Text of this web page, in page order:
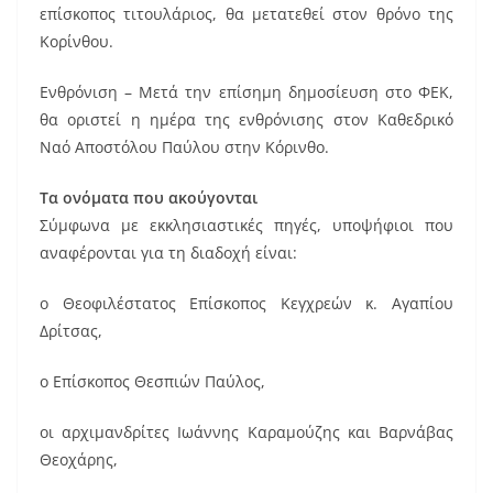
επίσκοπος τιτουλάριος, θα μετατεθεί στον θρόνο της
Κορίνθου.
Ενθρόνιση – Μετά την επίσημη δημοσίευση στο ΦΕΚ,
θα οριστεί η ημέρα της ενθρόνισης στον Καθεδρικό
Ναό Αποστόλου Παύλου στην Κόρινθο.
Τα ονόματα που ακούγονται
Σύμφωνα με εκκλησιαστικές πηγές, υποψήφιοι που
αναφέρονται για τη διαδοχή είναι:
ο Θεοφιλέστατος Επίσκοπος Κεγχρεών κ. Αγαπίου
Δρίτσας,
ο Επίσκοπος Θεσπιών Παύλος,
οι αρχιμανδρίτες Ιωάννης Καραμούζης και Βαρνάβας
Θεοχάρης,